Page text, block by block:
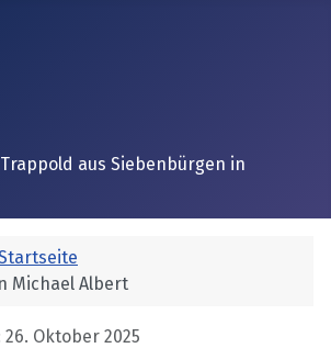
aus Siebenbürgen in
Michael Albert
Oktober 2025